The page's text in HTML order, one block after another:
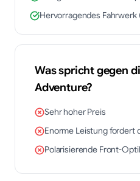
Hervorragendes Fahrwerk
Was spricht gegen
Adventure?
Sehr hoher Preis
Enorme Leistung fordert
Polarisierende Front-